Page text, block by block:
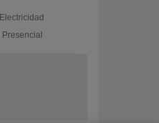
Electricidad
Presencial